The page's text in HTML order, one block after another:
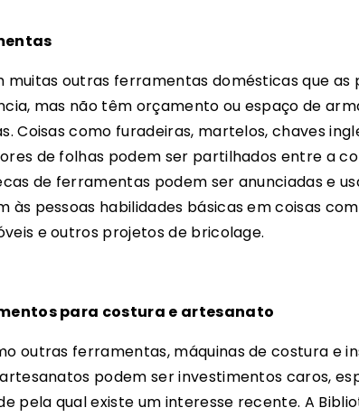
muitas outras ferramentas domésticas que
mas não têm orçamento ou espaço de
Coisas como furadeiras, martelos, chaves
de folhas podem ser partilhados entre a
de ferramentas podem ser anunciadas e
às pessoas habilidades básicas em coisas
e outros projetos de bricolage.
para costura e artesanato
outras ferramentas, máquinas de costura e
podem ser investimentos caros,
pela qual existe um interesse recente. A